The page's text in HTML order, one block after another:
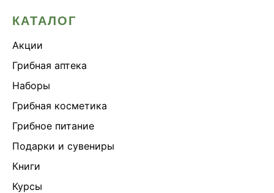
КАТАЛОГ
Акции
Грибная аптека
Наборы
Грибная косметика
Грибное питание
Подарки и сувениры
Книги
Курсы